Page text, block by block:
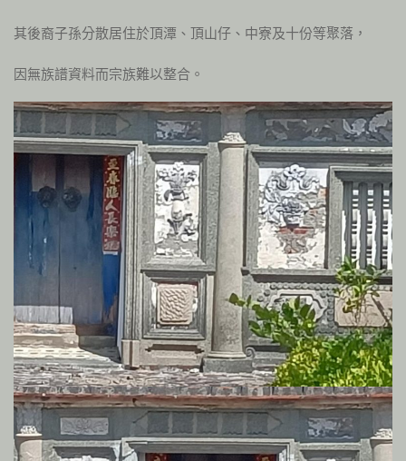
其後裔子孫分散居住於頂潭、頂山仔、中寮及十份等聚落，
因無族譜資料而宗族難以整合。